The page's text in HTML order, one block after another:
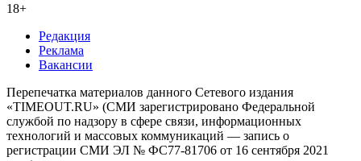
18+
Редакция
Реклама
Вакансии
Перепечатка материалов данного Сетевого издания
«TIMEOUT.RU» (СМИ зарегистрировано Федеральной
службой по надзору в сфере связи, информационных
технологий и массовых коммуникаций — запись о
регистрации СМИ ЭЛ № ФС77-81706 от 16 сентября 2021